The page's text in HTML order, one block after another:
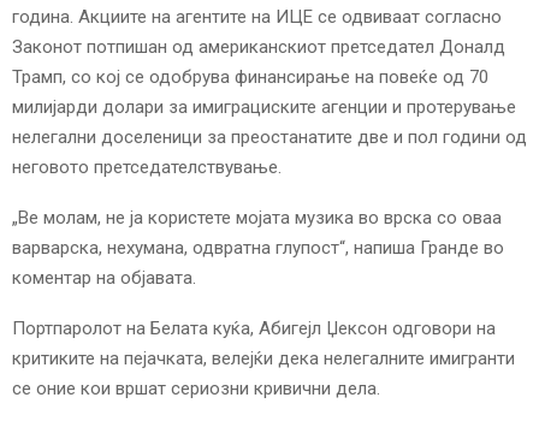
година. Акциите на агентите на ИЦЕ се одвиваат согласно
Законот потпишан од американскиот претседател Доналд
Трамп, со кој се одобрува финансирање на повеќе од 70
милијарди долари за имиграциските агенции и протерување
нелегални доселеници за преостанатите две и пол години од
неговото претседателствување.
„Ве молам, не ја користете мојата музика во врска со оваа
варварска, нехумана, одвратна глупост“, напиша Гранде во
коментар на објавата.
Портпаролот на Белата куќа, Абигејл Џексон одговори на
критиките на пејачката, велејќи дека нелегалните имигранти
се оние кои вршат сериозни кривични дела.